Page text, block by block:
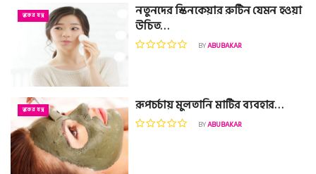
ত্বকের যত্ন
নতুনদের স্কিনকেয়ার রুটিন যেমন হওয়া
উচিত…
BYABUBAKAR
ত্বকের যত্ন রূপচর্চায় মুলতানি মাটির ব্যবহার…
BYABUBAKAR